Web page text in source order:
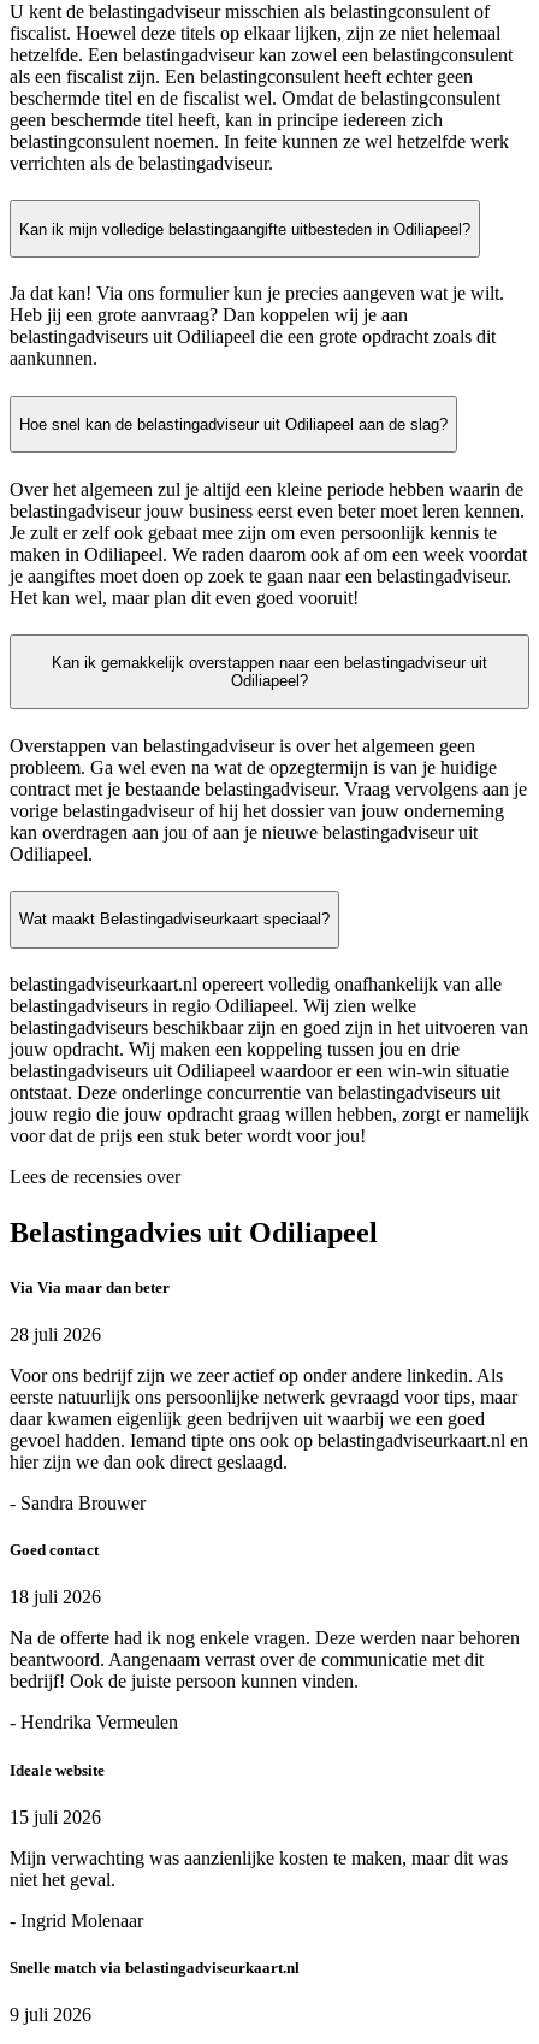
U kent de belastingadviseur misschien als belastingconsulent of
fiscalist. Hoewel deze titels op elkaar lijken, zijn ze niet helemaal
hetzelfde. Een belastingadviseur kan zowel een belastingconsulent
als een fiscalist zijn. Een belastingconsulent heeft echter geen
beschermde titel en de fiscalist wel. Omdat de belastingconsulent
geen beschermde titel heeft, kan in principe iedereen zich
belastingconsulent noemen. In feite kunnen ze wel hetzelfde werk
verrichten als de belastingadviseur.
Kan ik mijn volledige belastingaangifte uitbesteden in Odiliapeel?
Ja dat kan! Via ons formulier kun je precies aangeven wat je wilt.
Heb jij een grote aanvraag? Dan koppelen wij je aan
belastingadviseurs uit Odiliapeel die een grote opdracht zoals dit
aankunnen.
Hoe snel kan de belastingadviseur uit Odiliapeel aan de slag?
Over het algemeen zul je altijd een kleine periode hebben waarin de
belastingadviseur jouw business eerst even beter moet leren kennen.
Je zult er zelf ook gebaat mee zijn om even persoonlijk kennis te
maken in Odiliapeel. We raden daarom ook af om een week voordat
je aangiftes moet doen op zoek te gaan naar een belastingadviseur.
Het kan wel, maar plan dit even goed vooruit!
Kan ik gemakkelijk overstappen naar een belastingadviseur uit
Odiliapeel?
Overstappen van belastingadviseur is over het algemeen geen
probleem. Ga wel even na wat de opzegtermijn is van je huidige
contract met je bestaande belastingadviseur. Vraag vervolgens aan je
vorige belastingadviseur of hij het dossier van jouw onderneming
kan overdragen aan jou of aan je nieuwe belastingadviseur uit
Odiliapeel.
Wat maakt Belastingadviseurkaart speciaal?
belastingadviseurkaart.nl opereert volledig onafhankelijk van alle
belastingadviseurs in regio Odiliapeel. Wij zien welke
belastingadviseurs beschikbaar zijn en goed zijn in het uitvoeren van
jouw opdracht. Wij maken een koppeling tussen jou en drie
belastingadviseurs uit Odiliapeel waardoor er een win-win situatie
ontstaat. Deze onderlinge concurrentie van belastingadviseurs uit
jouw regio die jouw opdracht graag willen hebben, zorgt er namelijk
voor dat de prijs een stuk beter wordt voor jou!
Lees de recensies over
Belastingadvies uit Odiliapeel
Via Via maar dan beter
28 juli 2026
Voor ons bedrijf zijn we zeer actief op onder andere linkedin. Als
eerste natuurlijk ons persoonlijke netwerk gevraagd voor tips, maar
daar kwamen eigenlijk geen bedrijven uit waarbij we een goed
gevoel hadden. Iemand tipte ons ook op belastingadviseurkaart.nl en
hier zijn we dan ook direct geslaagd.
- Sandra Brouwer
Goed contact
18 juli 2026
Na de offerte had ik nog enkele vragen. Deze werden naar behoren
beantwoord. Aangenaam verrast over de communicatie met dit
bedrijf! Ook de juiste persoon kunnen vinden.
- Hendrika Vermeulen
Ideale website
15 juli 2026
Mijn verwachting was aanzienlijke kosten te maken, maar dit was
niet het geval.
- Ingrid Molenaar
Snelle match via belastingadviseurkaart.nl
9 juli 2026